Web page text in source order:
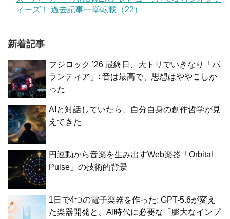
ィーズ！ 過去記事一挙転載（22）
新着記事
フジロック ’26 最終日、大トリでいきなり「パ
ランティア」: 音は最高で、思想はややこしか
った
AIと対話していたら、自分自身の創作哲学が見
えてきた
円運動から音楽を生み出すWeb楽器「Orbital
Pulse」の技術的背景
1日で4つの電子楽器を作った: GPT-5.6が変え
た楽器開発と、AI時代に必要な「膨大なインプ